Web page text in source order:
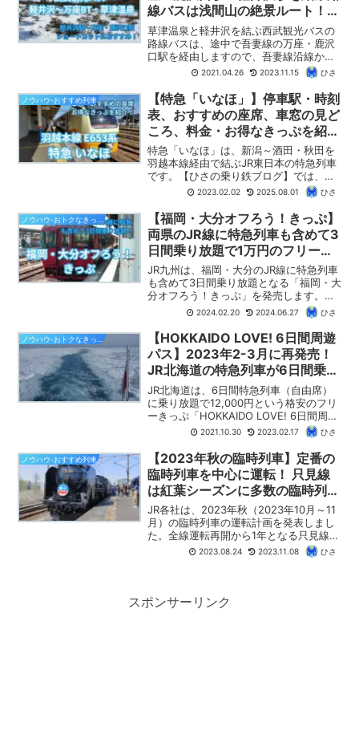
お得に移動できます。この記事では、
「北陸おでかけパス」の賢い使い方をご
紹介します。
線バスは浅間山の絶景ルート！
観光と鉄道の乗りつぶしに便利！
草津温泉と軽井沢を結ぶ西武観光バスの
路線バスは、途中で吾妻線の万座・鹿沢
口駅を経由しますので、吾妻線沿線から
北陸新幹線・しなの鉄道へ抜けるのに有
効なルートです。【ひさの乗り鉄ブロ
グ】では、西武観光バスの概要に加え
て、実際に鉄道の乗り継ぎに利用した乗
車記をお届けします。
2021.04.26 2023.11.15 ひさ
ノウハウ-おすすめ列車
【特急「いなほ」】停車駅・時刻
表、おすすめの座席、車窓の見ど
ころ、料金・お得なきっぷを紹介
します！（座席表あり）
特急「いなほ」は、新潟～酒田・秋田を
羽越本線経由で結ぶJR東日本の特急列車
です。【ひさの乗り鉄ブログ】では、特
急「いなほ」（E653系）の停車駅・時刻
表（ダイヤ）、車内設備、料金、おすす
めの座席（座席表あり）、「いなほ」の
乗車に利用できるお得なきっぷについて
わかりやすく紹介します。
2023.02.02 2025.08.01 ひさ
【福岡・大分オフろう！きっぷ】
両県のJR線に特急列車も含めて3
日間乗り放題で1万円のフリーき
っぷ！ 周遊旅行に最適！
JR九州は、福岡・大分のJR線に特急列車
も含めて3日間乗り放題となる「福岡・大
分オフろう！きっぷ」を発売します。特
急列車の指定席にも3回まで乗車できます
ので、両県の観光や周遊旅行にぴったり
のきっぷです。【ひさの乗り鉄ブログ】
では「福岡・大分オフろう！きっぷ」の
最新情報に加えて、おすすめの使い方を
紹介します。
2024.02.20 2024.06.27 ひさ
【HOKKAIDO LOVE! 6日間周遊
パス】2023年2-3月に再発売！
JR北海道の特急列車が6日間乗り
放題で12,000円！ 冬の北海道周
遊の鉄道旅行に最適！（2月17日
で発売終了！）
JR北海道は、6日間特急列車（自由席）
に乗り放題で12,000円という格安のフリ
ーきっぷ「HOKKAIDO LOVE! 6日間周遊
パス」を2023年2月～3月に再び発売し
ます。2023年3月末まで利用できますの
で、冬の北海道を旅するのにぴったりで
す。指定席も4回まで利用でき、長距離の
移動も安心です。
2021.10.30 2023.02.17 ひさ
ノウハウ-おすすめ列車
【2023年秋の臨時列車】定番の
臨時列車を中心に運転！ 只見線
は紅葉シーズンに多数の臨時列車
を運転！
JR各社は、2023年秋（2023年10月～11
月）の臨時列車の運転計画を発表しまし
た。全線運転再開から1年となる只見線で
は、紅葉シーズンを中心に多数の臨時列
車が運転されます。【ひさの乗り鉄ブロ
2023.08.24 2023.11.08 ひさ
スポンサーリンク